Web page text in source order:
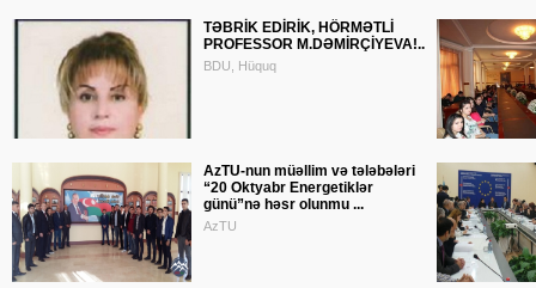
TƏBRİK EDİRİK, HÖRMƏTLİ
PROFESSOR M.DƏMİRÇİYEVA!..
BDU, Hüquq
AzTU-nun müəllim və tələbələri
“20 Oktyabr Energetiklər
günü”nə həsr olunmu ...
AzTU